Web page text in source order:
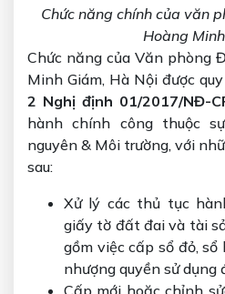
Chức năng chính của văn
Hoàng
Chức năng của Văn phòng
Minh Giám, Hà Nội được
2 Nghị định 01/2017/NĐ-
hành chính công thuộc
nguyên & Môi trường, với
sau:
Xử lý các thủ tục
giấy tờ đất đai và tài
gồm việc cấp sổ đỏ,
nhượng quyền sử dụng
Cấp mới hoặc chỉnh